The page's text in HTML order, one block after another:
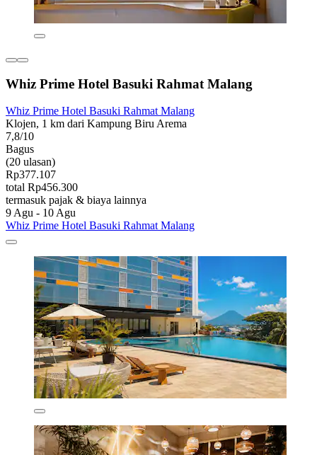
Whiz Prime Hotel Basuki Rahmat Malang
Whiz Prime Hotel Basuki Rahmat Malang
Klojen, 1 km dari Kampung Biru Arema
7,8/10
Bagus
(20 ulasan)
Rp377.107
total Rp456.300
termasuk pajak & biaya lainnya
9 Agu - 10 Agu
Whiz Prime Hotel Basuki Rahmat Malang